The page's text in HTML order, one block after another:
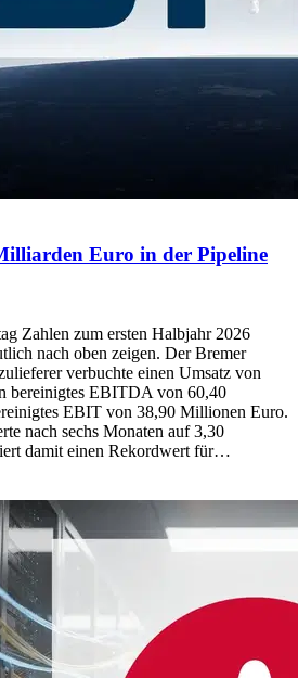
Euro in der Pipeline
Zahlen zum ersten Halbjahr 2026
nach oben zeigen. Der Bremer
verbuchte einen Umsatz von
bereinigtes EBITDA von 60,40
EBIT von 38,90 Millionen Euro.
nach sechs Monaten auf 3,30
damit einen Rekordwert für…